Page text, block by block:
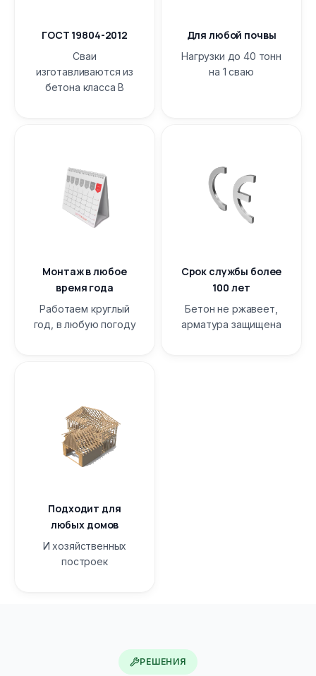
ГОСТ 19804-2012
Сваи
изготавливаются из
бетона класса B
Для любой почвы
Нагрузки до 40 тонн
на 1 сваю
Монтаж в любое
время года
Работаем круглый
год, в любую погоду
Срок службы более
100 лет
Бетон не ржавеет,
арматура защищена
Подходит для
любых домов
И хозяйственных
построек
РЕШЕНИЯ